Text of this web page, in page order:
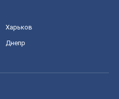
Харьков
Днепр